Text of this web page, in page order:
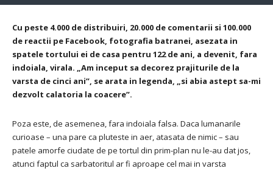
Cu peste 4.000 de distribuiri, 20.000 de comentarii si 100.000
de reactii pe Facebook, fotografia batranei, asezata in
spatele tortului ei de casa pentru 122de ani, a devenit, fara
indoiala, virala. „Am inceput sa decorez prajiturile de la
varsta de cinci ani”, se arata in legenda, „si abia astept sa-mi
dezvolt calatoria la coacere”.
Poza este, de asemenea, fara indoiala falsa. Daca lumanarile
curioase – una pare ca pluteste in aer, atasata de nimic – sau
patele amorfe ciudate de pe tortul din prim-plan nu le-au dat jos,
atunci faptul ca sarbatoritul ar fi aproape cel mai in varsta